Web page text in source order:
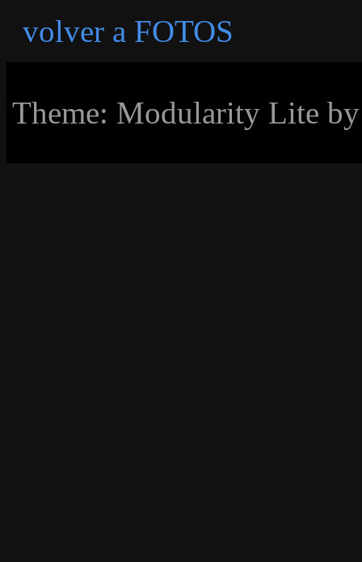
volver a FOTOS
Theme: Modularity Lite